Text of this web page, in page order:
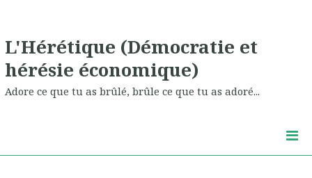
L'Hérétique (Démocratie et
hérésie économique)
Adore ce que tu as brûlé, brûle ce que tu as adoré...